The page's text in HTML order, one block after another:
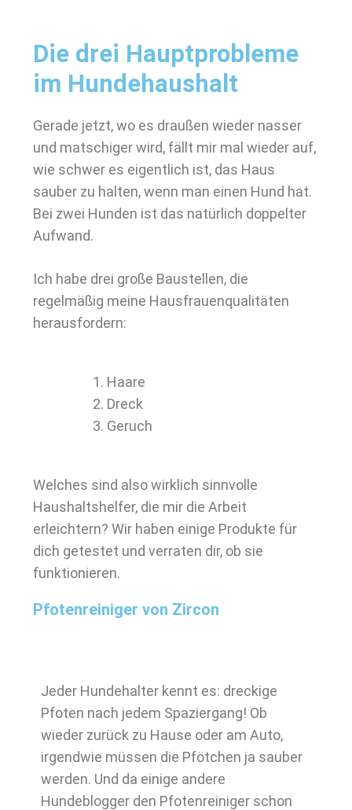
Die drei Hauptprobleme
im Hundehaushalt
Gerade jetzt, wo es draußen wieder nasser
und matschiger wird, fällt mir mal wieder auf,
wie schwer es eigentlich ist, das Haus
sauber zu halten, wenn man einen Hund hat.
Bei zwei Hunden ist das natürlich doppelter
Aufwand.
Ich habe drei große Baustellen, die
regelmäßig meine Hausfrauenqualitäten
herausfordern:
Haare
Dreck
Geruch
Welches sind also wirklich sinnvolle
Haushaltshelfer, die mir die Arbeit
erleichtern? Wir haben einige Produkte für
dich getestet und verraten dir, ob sie
funktionieren.
Pfotenreiniger von Zircon
Jeder Hundehalter kennt es: dreckige
Pfoten nach jedem Spaziergang! Ob
wieder zurück zu Hause oder am Auto,
irgendwie müssen die Pfötchen ja sauber
werden. Und da einige andere
Hundeblogger den Pfotenreiniger schon